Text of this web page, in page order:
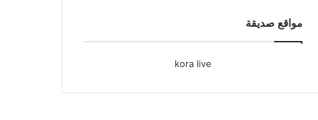
مواقع صديقة
kora live